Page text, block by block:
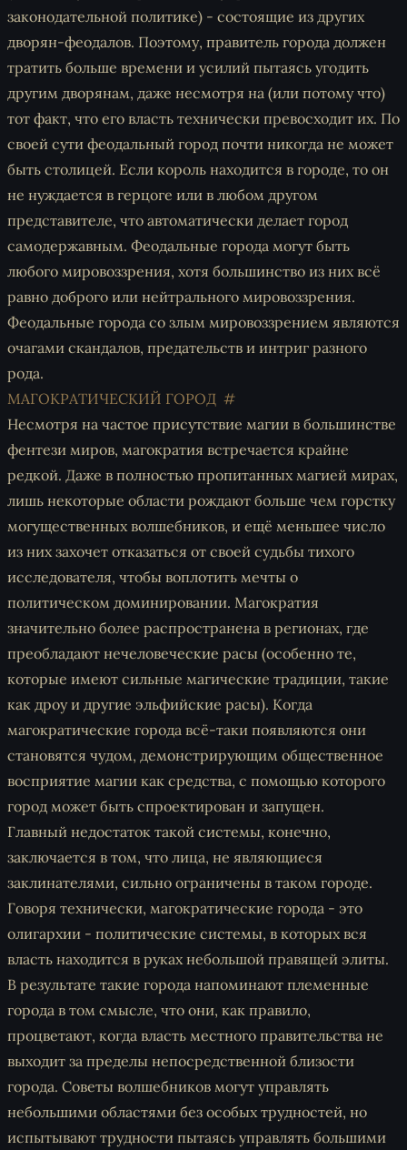
законодательной политике) - состоящие из других
дворян-феодалов. Поэтому, правитель города должен
тратить больше времени и усилий пытаясь угодить
другим дворянам, даже несмотря на (или потому что)
тот факт, что его власть технически превосходит их. По
своей сути феодальный город почти никогда не может
быть столицей. Если король находится в городе, то он
не нуждается в герцоге или в любом другом
представителе, что автоматически делает город
самодержавным. Феодальные города могут быть
любого мировоззрения, хотя большинство из них всё
равно доброго или нейтрального мировоззрения.
Феодальные города со злым мировоззрением являются
очагами скандалов, предательств и интриг разного
рода.
МАГОКРАТИЧЕСКИЙ ГОРОД
Несмотря на частое присутствие магии в большинстве
фентези миров, магократия встречается крайне
редкой. Даже в полностью пропитанных магией мирах,
лишь некоторые области рождают больше чем горстку
могущественных волшебников, и ещё меньшее число
из них захочет отказаться от своей судьбы тихого
исследователя, чтобы воплотить мечты о
политическом доминировании. Магократия
значительно более распространена в регионах, где
преобладают нечеловеческие расы (особенно те,
которые имеют сильные магические традиции, такие
как дроу и другие эльфийские расы). Когда
магократические города всё-таки появляются они
становятся чудом, демонстрирующим общественное
восприятие магии как средства, с помощью которого
город может быть спроектирован и запущен.
Главный недостаток такой системы, конечно,
заключается в том, что лица, не являющиеся
заклинателями, сильно ограничены в таком городе.
Говоря технически, магократические города - это
олигархии - политические системы, в которых вся
власть находится в руках небольшой правящей элиты.
В результате такие города напоминают племенные
города в том смысле, что они, как правило,
процветают, когда власть местного правительства не
выходит за пределы непосредственной близости
города. Советы волшебников могут управлять
небольшими областями без особых трудностей, но
испытывают трудности пытаясь управлять большими